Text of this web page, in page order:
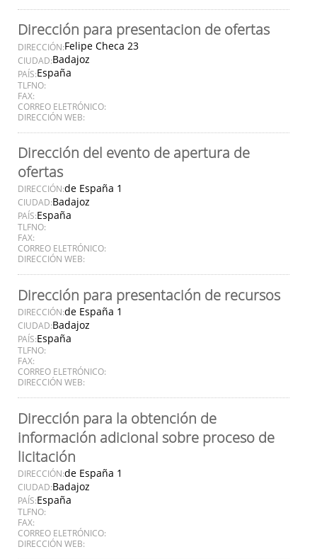
Dirección para presentacion de ofertas
DIRECCIÓN:Felipe Checa 23
CIUDAD:Badajoz
PAÍS:España
TLFNO:
FAX:
CORREO ELETRÓNICO:
DIRECCIÓN WEB:
Dirección del evento de apertura de
ofertas
DIRECCIÓN:de España 1
CIUDAD:Badajoz
PAÍS:España
TLFNO:
FAX:
CORREO ELETRÓNICO:
DIRECCIÓN WEB:
Dirección para presentación de recursos
DIRECCIÓN:de España 1
CIUDAD:Badajoz
PAÍS:España
TLFNO:
FAX:
CORREO ELETRÓNICO:
DIRECCIÓN WEB:
Dirección para la obtención de
información adicional sobre proceso de
licitación
DIRECCIÓN:de España 1
CIUDAD:Badajoz
PAÍS:España
TLFNO:
FAX:
CORREO ELETRÓNICO:
DIRECCIÓN WEB: